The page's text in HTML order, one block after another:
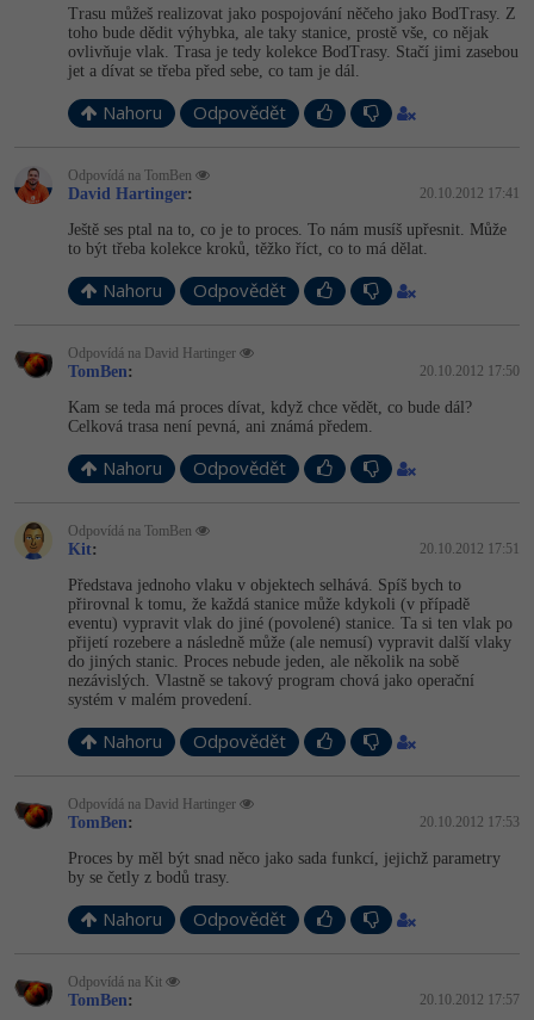
WordPress
SEO -30%
Business
Kryptoměny -25%
Copywriting -30%
MS Office -80%
Google Dokumenty
Time management
Windows
Linux
Sítě
Kybernetická bezpečnost
Elektronický podpis
Fórum
Adobe Lightroom -30%
-15%
-25%
Adobe After Effects
Blender -80%
Inkscape
Fotografování -80%
Video
Ostatní
Fórum
Pro firmyTrasu můžeš realizovat jako pospojování něčeho jako BodTrasy. Z
toho bude dědit výhybka, ale taky stanice, prostě vše, co nějak
ovlivňuje vlak. Trasa je tedy kolekce BodTrasy. Stačí jimi zasebou
jet a dívat se třeba před sebe, co tam je dál.
Nahoru Odpovědět
Odpovídá na TomBen
David Hartinger: 20.10.2012 17:41
Ještě ses ptal na to, co je to proces. To nám musíš upřesnit. Může
to být třeba kolekce kroků, těžko říct, co to má dělat.
Nahoru Odpovědět
Odpovídá na David Hartinger
TomBen: 20.10.2012 17:50
Kam se teda má proces dívat, když chce vědět, co bude dál?
Celková trasa není pevná, ani známá předem.
Nahoru Odpovědět
Odpovídá na TomBen
Kit: 20.10.2012 17:51
Představa jednoho vlaku v objektech selhává. Spíš bych to
přirovnal k tomu, že každá stanice může kdykoli (v případě
eventu) vypravit vlak do jiné (povolené) stanice. Ta si ten vlak po
přijetí rozebere a následně může (ale nemusí) vypravit další vlaky
do jiných stanic. Proces nebude jeden, ale několik na sobě
nezávislých. Vlastně se takový program chová jako operační
systém v malém provedení.
Nahoru Odpovědět
Odpovídá na David Hartinger
TomBen: 20.10.2012 17:53
Proces by měl být snad něco jako sada funkcí, jejichž parametry
by se četly z bodů trasy.
Nahoru Odpovědět
Odpovídá na Kit
TomBen: 20.10.2012 17:57